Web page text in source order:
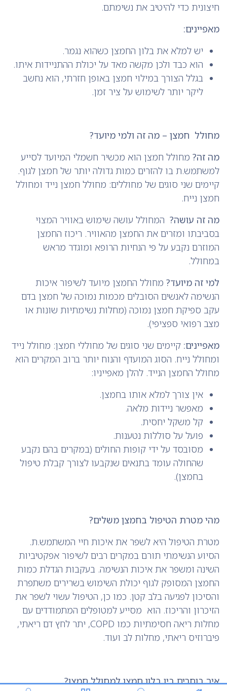
חיצונית כדי להיטיב את נשימתם.
מאפיינים:
יש למלא את בלון החמצן כשהוא נגמר.
הוא כבד ולכן מקשה מאד על יכולת ההתניידות איתו.
בגלל הצורך במילוי חמצן באופן חזרתי, הוא נחשב
ליקר יותר לשימוש על ציר זמן.
מחולל חמצן – מה זה ולמי מיועד?
מה זה? מחולל חמצן הוא מכשיר חשמלי המיועד לסייע
למשתמש.ת בו להזרים כמות גדולה יותר של חמצן לגוף.
קיימים שני סוגים של מחוללים: מחולל חמצן נייד ומחולל
חמצן נייח.
מה זה עושה? המחולל עושה שימוש באוויר המצוי
בסביבתו ומזרים את החמצן מהאוויר. ריכוז החמצן
המוזרם נקבע על פי הנחיות הרופא ומוגדר מראש
במחולל.
למי זה מיועד? מחולל החמצן מיועד לשיפור איכות
הנשימה לאנשים הסובלים מכמות נמוכה של חמצן בדם
עקב ספיקת חמצן נמוכה (מחלות נשימתיות שונות או
מצב רפואי ספציפי).
מאפיינים: קיימים שני סוגים של מחוללי חמצן: מחולל נייד
ומחולל נייח. הסוג המועדף והנוח יותר ברוב המקרים הוא
מחולל החמצן הנייד. להלן מאפייניו:
אין צורך למלא אותו בחמצן.
מאפשר ניידות מלאה.
קל משקל יחסית.
פועל על סוללות נטענות.
מסובסד על ידי קופות החולים (במקרים בהם נקבע
שהחולה עומד בתנאים שנקבעו לצורך קבלת טיפול
בחמצן).
מהי מטרת הטיפול בחמצן משלים?
מטרת הטיפול היא לשפר את איכות חיי המשתמש.ת.
הסיוע הנשימתי תורם במקרים רבים לשיפור אפקטיביות
השינה ומשפר את איכות הנשימה. בעקבות הגדלת כמות
החמצן המסופק לגוף יכולת השימוש בשרירים משתפרת
והסיכון לפגיעה בלב קטן. כמו כן, הטיפול עשוי לשפר את
הזיכרון והריכוז. הוא מסייע למטופלים המתמודדים עם
מחלות ריאה חסימתיות כמו COPD, יתר לחץ דם ריאתי,
פיברוזיס ריאתי, מחלות לב ועוד.
איך בוחרים בין בלון חמצן למחולל חמצן?